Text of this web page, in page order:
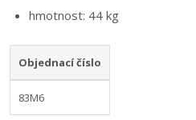
hmotnost: 44 kg
Objednací číslo
83M6